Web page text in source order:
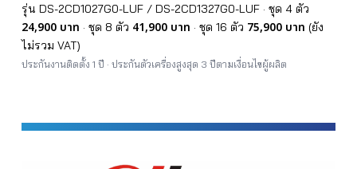
รุ่น DS-2CD1027G0-LUF / DS-2CD1327G0-LUF · ชุด 4 ตัว
24,900 บาท · ชุด 8 ตัว 41,900 บาท · ชุด 16 ตัว 75,900 บาท (ยัง
ไม่รวม VAT)
ประกันงานติดตั้ง 1 ปี · ประกันตัวเครื่องสูงสุด 3 ปีตามเงื่อนไขผู้ผลิต